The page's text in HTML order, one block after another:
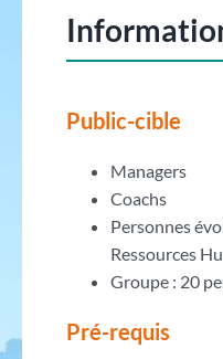
Public-cible
Managers
Coachs
Personnes
Ressources
Groupe : 20
Pré-requis